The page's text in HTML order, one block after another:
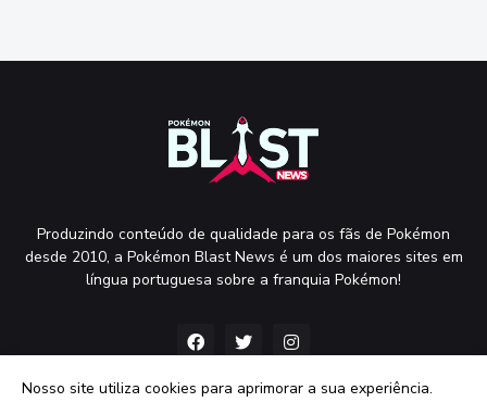
Produzindo conteúdo de qualidade para os fãs de Pokémon
desde 2010, a Pokémon Blast News é um dos maiores sites em
língua portuguesa sobre a franquia Pokémon!
Nosso site utiliza cookies para aprimorar a sua experiência.